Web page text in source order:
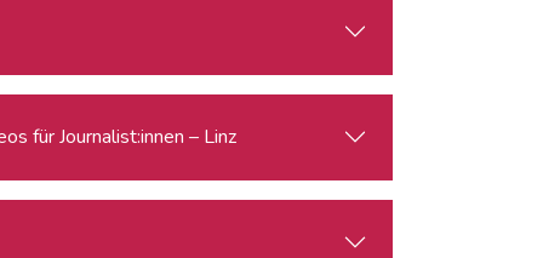
für Journalist:innen – Linz